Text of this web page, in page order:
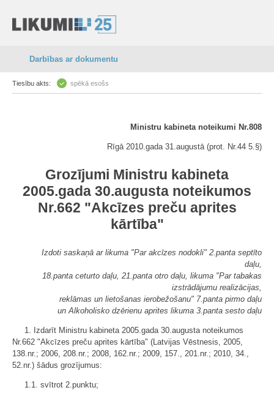
Darbības ar dokumentu
Tiesību akts: spēkā esošs
Ministru kabineta noteikumi Nr.808
Rīgā 2010.gada 31.augustā (prot. Nr.44 5.§)
Grozījumi Ministru kabineta
2005.gada 30.augusta noteikumos
Nr.662 "Akcīzes preču aprites
kārtība"
Izdoti saskaņā ar likuma "Par akcīzes nodokli" 2.panta septīto
daļu,
18.panta ceturto daļu, 21.panta otro daļu, likuma "Par tabakas
izstrādājumu realizācijas,
reklāmas un lietošanas ierobežošanu" 7.panta pirmo daļu
un Alkoholisko dzērienu aprites likuma 3.panta sesto daļu
1. Izdarīt Ministru kabineta 2005.gada 30.augusta noteikumos
Nr.662 "Akcīzes preču aprites kārtība" (Latvijas Vēstnesis, 2005,
138.nr.; 2006, 208.nr.; 2008, 162.nr.; 2009, 157., 201.nr.; 2010, 34.,
52.nr.) šādus grozījumus:
1.1. svītrot 2.punktu;